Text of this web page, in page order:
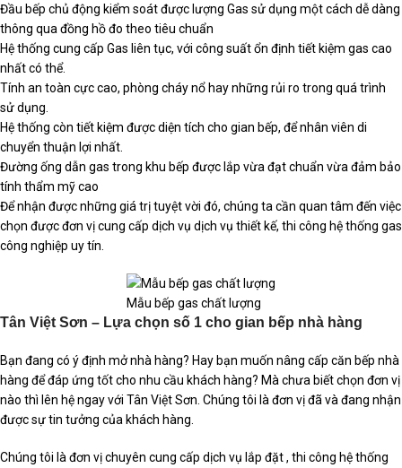
Đầu bếp chủ động kiểm soát được lượng Gas sử dụng một cách dễ dàng
thông qua đồng hồ đo theo tiêu chuẩn
Hệ thống cung cấp Gas liên tục, với công suất ổn định tiết kiệm gas cao
nhất có thể.
Tính an toàn cực cao, phòng cháy nổ hay những rủi ro trong quá trình
sử dụng.
Hệ thống còn tiết kiệm được diện tích cho gian bếp, để nhân viên di
chuyển thuận lợi nhất.
Đường ống dẫn gas trong khu bếp được lắp vừa đạt chuẩn vừa đảm bảo
tính thẩm mỹ cao
Để nhận được những giá trị tuyệt vời đó, chúng ta cần quan tâm đến việc
chọn được đơn vị cung cấp dịch vụ dịch vụ thiết kế, thi công hệ thống gas
công nghiệp uy tín.
Mẫu bếp gas chất lượng
Tân Việt Sơn – Lựa chọn số 1 cho gian bếp nhà hàng
Bạn đang có ý định mở nhà hàng? Hay bạn muốn nâng cấp căn bếp nhà
hàng để đáp ứng tốt cho nhu cầu khách hàng? Mà chưa biết chọn đơn vị
nào thì lên hệ ngay với Tân Việt Sơn. Chúng tôi là đơn vị đã và đang nhận
được sự tin tưởng của khách hàng.
Chúng tôi là đơn vị chuyên cung cấp dịch vụ lắp đặt , thi công hệ thống